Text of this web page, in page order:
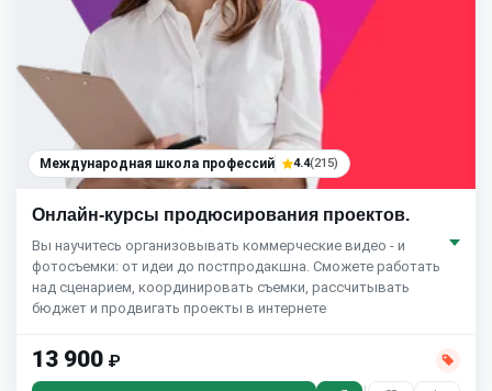
Международная школа профессий 4.4(215)
Онлайн-курсы продюсирования проектов.
Вы научитесь организовывать коммерческие видео - и
фотосъемки: от идеи до постпродакшна. Сможете работать
над сценарием, координировать съемки, рассчитывать
бюджет и продвигать проекты в интернете
13 900 ₽